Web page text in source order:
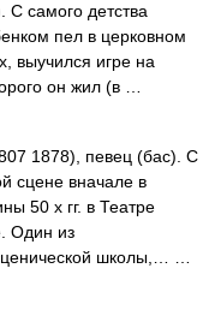
С самого детства
пел в церковном
выучился игре на
он жил (в …
1878), певец (бас). С
сцене вначале в
50 х гг. в Театре
Один из
школы,… …